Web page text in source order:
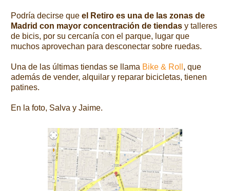
Podría decirse que el Retiro es una de las zonas de
Madrid con mayor concentración de tiendas y talleres
de bicis, por su cercanía con el parque, lugar que
muchos aprovechan para desconectar sobre ruedas.
Una de las últimas tiendas se llama Bike & Roll , que
además de vender, alquilar y reparar bicicletas, tienen
patines.
En la foto, Salva y Jaime.